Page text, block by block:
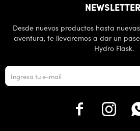
Desde nuevos productos hasta
aventura, te llevaremos a dar un
Hydro Flask.
 